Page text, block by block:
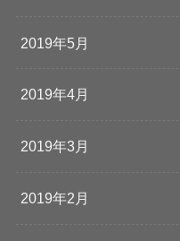
2019年5月
2019年4月
2019年3月
2019年2月